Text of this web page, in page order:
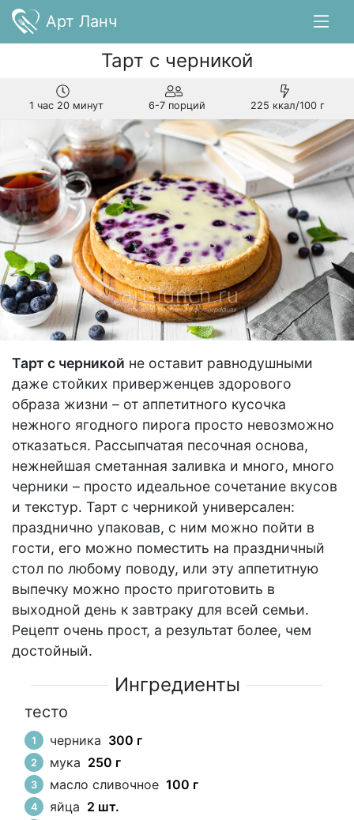
Арт Ланч
Тарт с черникой
1 час 20 минут 6-7 порций 225 ккал/100 г
Тарт с черникой не оставит равнодушными
даже стойких приверженцев здорового
образа жизни – от аппетитного кусочка
нежного ягодного пирога просто невозможно
отказаться. Рассыпчатая песочная основа,
нежнейшая сметанная заливка и много, много
черники – просто идеальное сочетание вкусов
и текстур. Тарт с черникой универсален:
празднично упаковав, с ним можно пойти в
гости, его можно поместить на праздничный
стол по любому поводу, или эту аппетитную
выпечку можно просто приготовить в
выходной день к завтраку для всей семьи.
Рецепт очень прост, а результат более, чем
достойный.
Ингредиенты
тесто
черника 300 г
мука 250 г
масло сливочное 100 г
яйца 2 шт.